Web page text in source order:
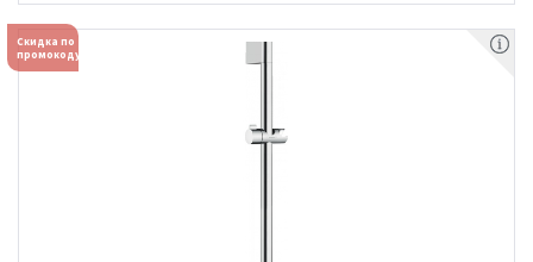
Скидка по
промокоду